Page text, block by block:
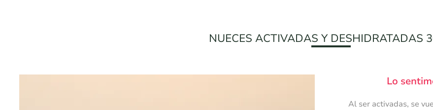
NUECES ACTIVADAS Y DESHIDRATADAS
Lo
Al ser activadas, se